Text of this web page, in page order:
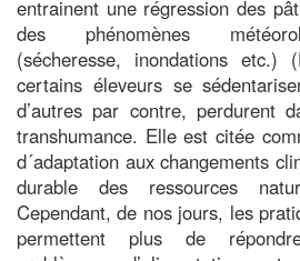
entrainent une régression des
des phénomènes
(sécheresse, inondations etc.)
certains éleveurs se
d’autres par contre, perdurent
transhumance. Elle est citée
d´adaptation aux changements
durable des ressources
Cependant, de nos jours, les
permettent plus de